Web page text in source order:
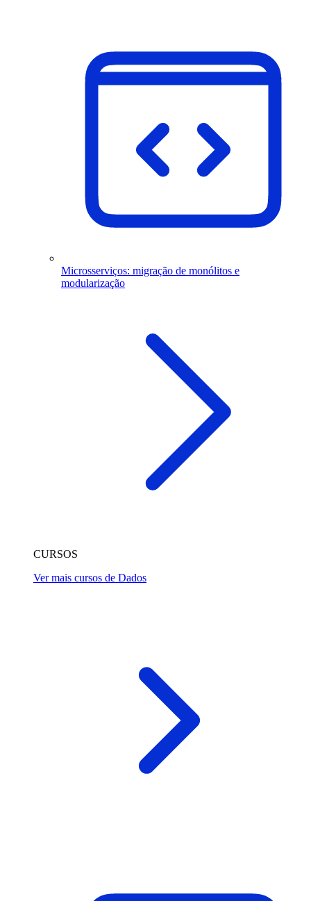
Microsserviços: migração de monólitos e
modularização
CURSOS
Ver mais cursos de Dados